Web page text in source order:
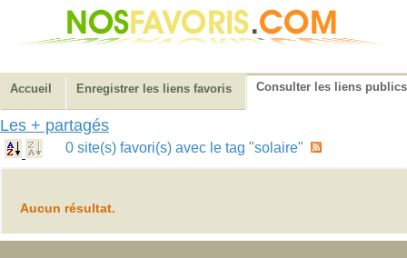
Accueil Enregistrer les liens favoris Consulter les liens publics
Les + partagés
0 site(s) favori(s) avec le tag "solaire"
Aucun résultat.